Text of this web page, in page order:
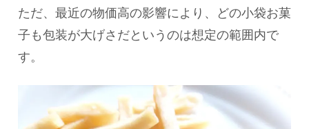
ただ、最近の物価高の影響により、どの小袋お菓
子も包装が大げさだというのは想定の範囲内で
す。